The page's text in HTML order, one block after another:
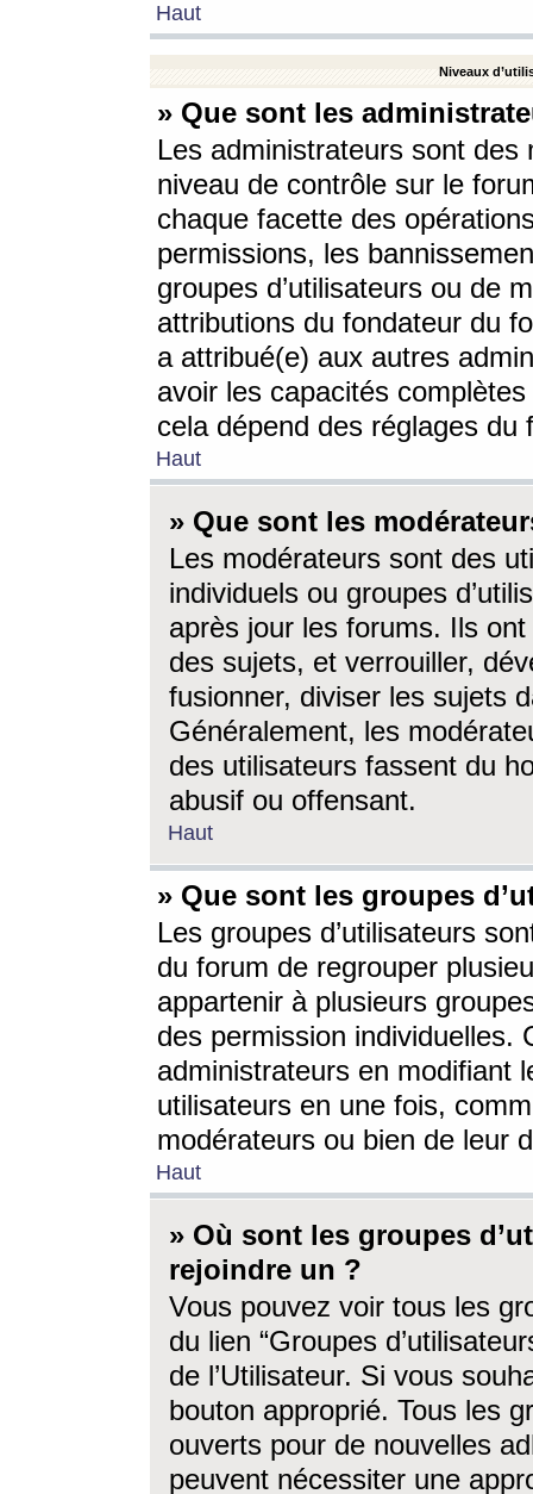
Haut
Niveaux
» Que sont les
Les administrateurs sont
niveau de contrôle sur le
chaque facette des
permissions, les
groupes d’utilisateurs ou de
attributions du fondateur du
a attribué(e) aux autres
avoir les capacités
cela dépend des réglages du
Haut
» Que sont les
Les modérateurs sont des
individuels ou groupes
après jour les forums. Ils ont
des sujets, et verrouiller,
fusionner, diviser les sujets
Généralement, les
des utilisateurs fassent du
abusif ou offensant.
Haut
» Que sont les groupes
Les groupes d’utilisateurs
du forum de regrouper
appartenir à plusieurs
des permission individuelles.
administrateurs en modifiant
utilisateurs en une fois,
modérateurs ou bien de leur
Haut
» Où sont les groupes
rejoindre un ?
Vous pouvez voir tous les
du lien “Groupes
de l’Utilisateur. Si vous
bouton approprié. Tous les
ouverts pour de nouvelles
peuvent nécessiter une